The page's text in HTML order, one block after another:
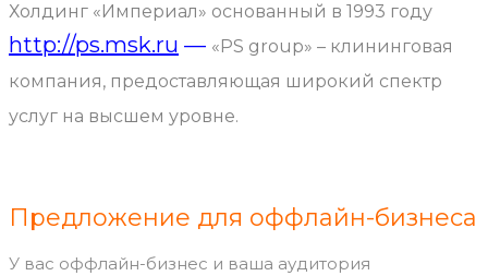
Холдинг «Империал» основанный в 1993 году
http://ps.msk.ru — «PS group» – клининговая
компания, предоставляющая широкий спектр
услуг на высшем уровне.
Предложение для оффлайн-бизнеса
У вас оффлайн-бизнес и ваша аудитория